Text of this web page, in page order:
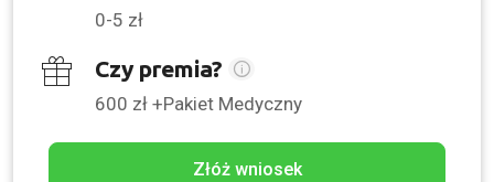
0-5 zł
Czy premia?
600 zł +Pakiet Medyczny
Złóż wniosek